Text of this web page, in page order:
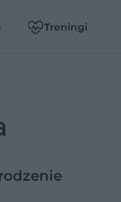
Treningi